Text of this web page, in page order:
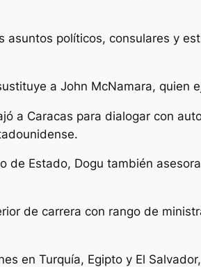
asuntos políticos, consulares y
a John McNamara,
a Caracas para dialogar con
de Estado, Dogu también
de carrera con rango de
en Turquía, Egipto y El